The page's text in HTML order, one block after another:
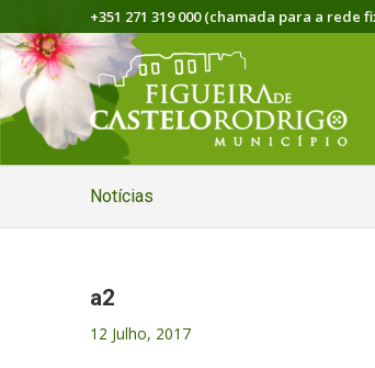
+351 271 319 000 (chamada para a rede
Notícias
a2
12 Julho, 2017